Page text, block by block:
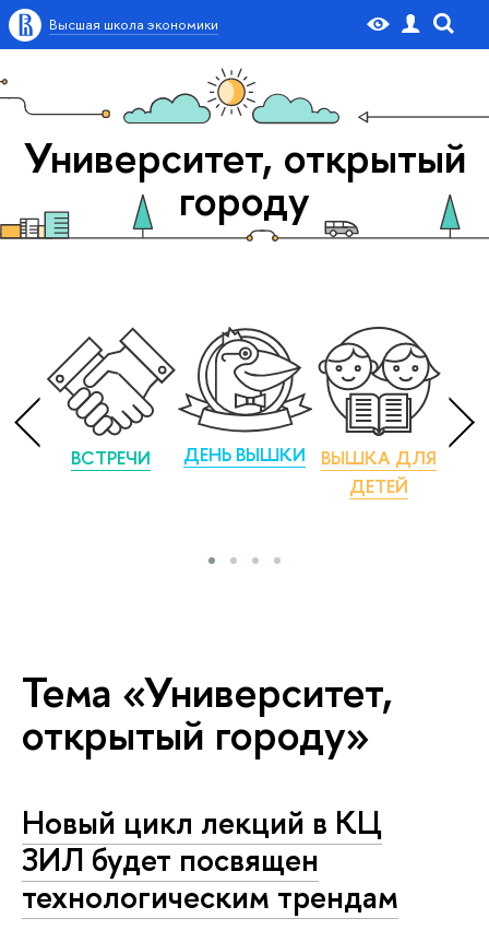
Высшая школа экономики
Университет, открытый
городу
ВСТРЕЧИ ДЕНЬ ВЫШКИ
ВЫШКА ДЛЯ
ДЕТЕЙ
Тема «Университет,
открытый городу»
Новый цикл лекций в КЦ
ЗИЛ будет посвящен
технологическим трендам